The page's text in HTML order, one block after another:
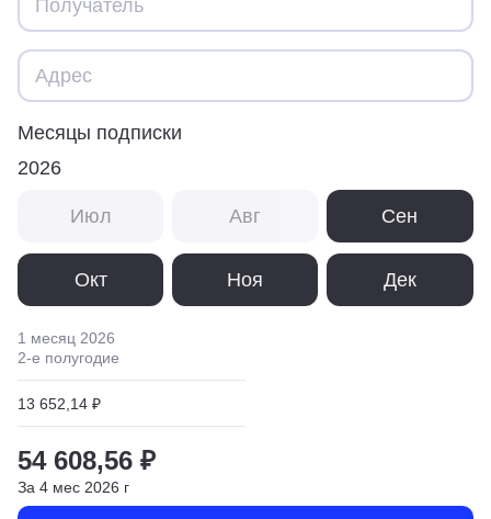
Месяцы подписки
2026
Июл Авг Сен
Окт Ноя Дек
1 месяц 2026
2-е полугодие
13 652,14 ₽
54 608,56 ₽
За 4 мес 2026 г